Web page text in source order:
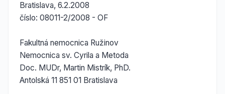
Bratislava, 6.2.2008
číslo: 08011-2/2008 - OF
Fakultná nemocnica Ružinov
Nemocnica sv. Cyrila a Metoda
Doc. MUDr, Martin Mistrík, PhD.
Antolská 11 851 01 Bratislava